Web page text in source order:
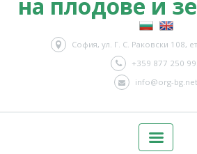
София, ул. Г. С. Раковски 108,
+359 877 250
info@org-bg.net